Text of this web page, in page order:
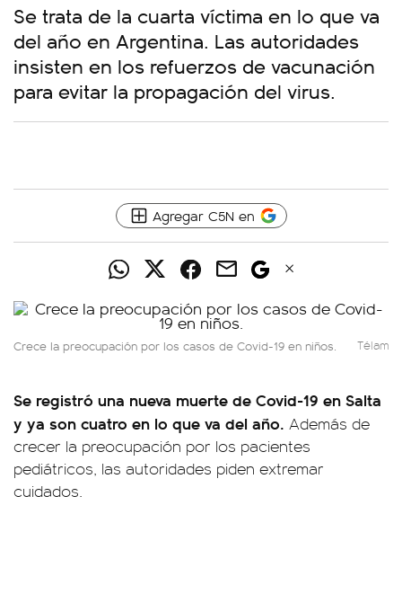
Se trata de la cuarta víctima en lo que va
del año en Argentina. Las autoridades
insisten en los refuerzos de vacunación
para evitar la propagación del virus.
Agregar C5N en
Crece la preocupación por los casos de Covid-19 en niños. Télam
Se registró una nueva muerte de Covid-19 en Salta
y ya son cuatro en lo que va del año. Además de
crecer la preocupación por los pacientes
pediátricos, las autoridades piden extremar
cuidados.